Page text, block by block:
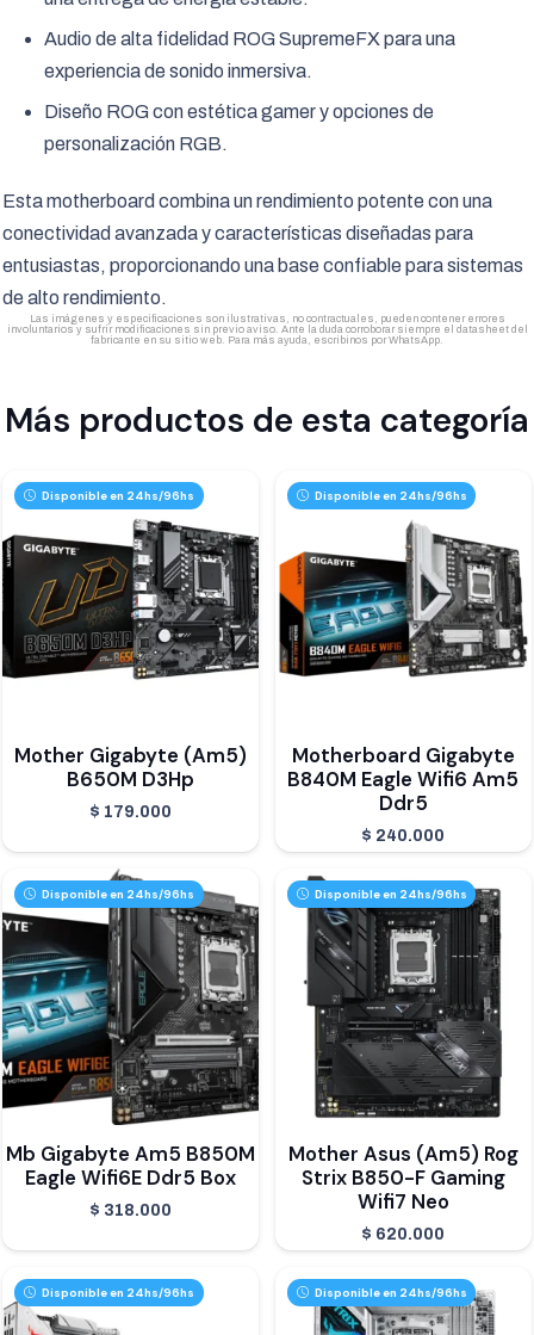
Audio de alta fidelidad ROG SupremeFX para una
experiencia de sonido inmersiva.
Diseño ROG con estética gamer y opciones de
personalización RGB.
Esta motherboard combina un rendimiento potente con una
conectividad avanzada y características diseñadas para
entusiastas, proporcionando una base confiable para sistemas
de alto rendimiento.
Las imágenes y especificaciones son ilustrativas, no contractuales, pueden contener errores
involuntarios y sufrir modificaciones sin previo aviso. Ante la duda corroborar siempre el datasheet del
fabricante en su sitio web. Para más ayuda, escribinos por WhatsApp.
Más productos de esta categoría
Disponible en 24hs/96hs
Mother Gigabyte (Am5)
B650M D3Hp
$ 179.000
Disponible en 24hs/96hs
Motherboard Gigabyte
B840M Eagle Wifi6 Am5
Ddr5
$ 240.000
Disponible en 24hs/96hs
Mb Gigabyte Am5 B850M
Eagle Wifi6E Ddr5 Box
$ 318.000
Disponible en 24hs/96hs
Mother Asus (Am5) Rog
Strix B850-F Gaming
Wifi7 Neo
$ 620.000
Disponible en 24hs/96hs Disponible en 24hs/96hs